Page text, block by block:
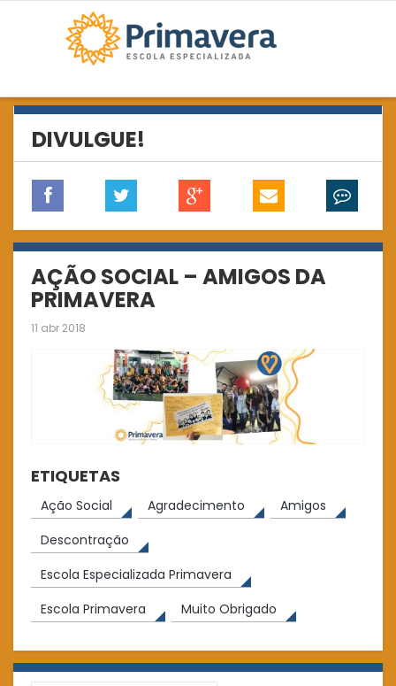
DIVULGUE!
AÇÃO SOCIAL – AMIGOS DA
PRIMAVERA
11 abr 2018
ETIQUETAS
Ação Social Agradecimento
Amigos
Descontração
Escola Especializada Primavera
Escola Primavera
Muito Obrigado